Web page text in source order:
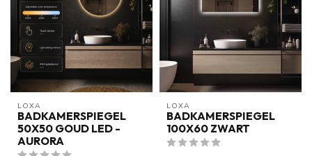
LOXA
BADKAMERSPIEGEL
50X50 GOUD LED -
AURORA
LOXA
BADKAMERSPIEGEL
100X60 ZWART